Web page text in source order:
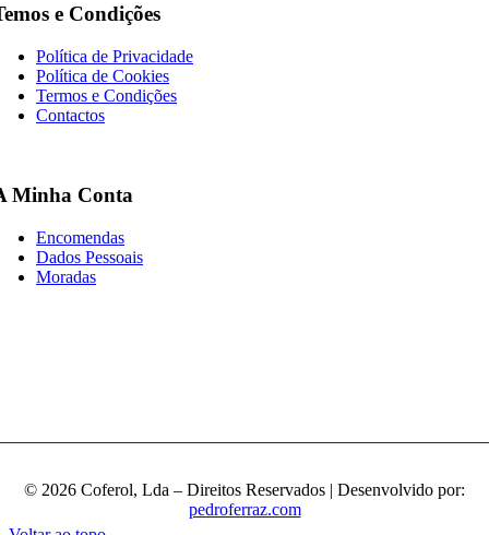
e Condições
Política de Privacidade
Política de Cookies
Termos e Condições
Contactos
Minha Conta
Encomendas
Dados Pessoais
Moradas
© 2026 Coferol, Lda – Direitos Reservados | Desenvolvido por:
pedroferraz.com